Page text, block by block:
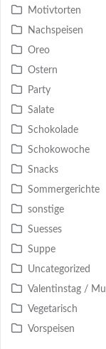
Motivtorten
Nachspeisen
Oreo
Ostern
Party
Salate
Schokolade
Schokowoche
Snacks
Sommergerichte
sonstige
Suesses
Suppe
Uncategorized
Valentinstag /
Vegetarisch
Vorspeisen